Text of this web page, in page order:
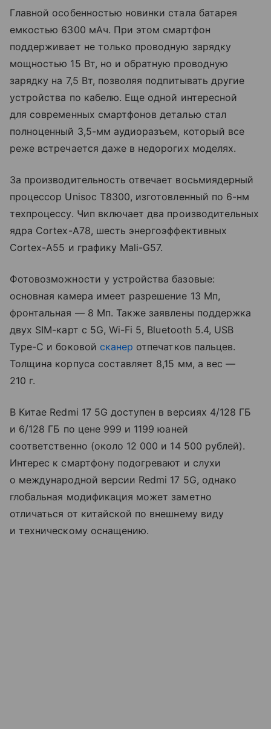
Главной особенностью новинки стала батарея
емкостью 6300 мАч. При этом смартфон
поддерживает не только проводную зарядку
мощностью 15 Вт, но и обратную проводную
зарядку на 7,5 Вт, позволяя подпитывать другие
устройства по кабелю. Еще одной интересной
для современных смартфонов деталью стал
полноценный 3,5-мм аудиоразъем, который все
реже встречается даже в недорогих моделях.
За производительность отвечает восьмиядерный
процессор Unisoc T8300, изготовленный по 6-нм
техпроцессу. Чип включает два производительных
ядра Cortex-A78, шесть энергоэффективных
Cortex-A55 и графику Mali-G57.
Фотовозможности у устройства базовые:
основная камера имеет разрешение 13 Мп,
фронтальная — 8 Мп. Также заявлены поддержка
двух SIM-карт с 5G, Wi-Fi 5, Bluetooth 5.4, USB
Type-C и боковой сканер отпечатков пальцев.
Толщина корпуса составляет 8,15 мм, а вес —
210 г.
В Китае Redmi 17 5G доступен в версиях 4/128 ГБ
и 6/128 ГБ по цене 999 и 1199 юаней
соответственно (около 12 000 и 14 500 рублей).
Интерес к смартфону подогревают и слухи
о международной версии Redmi 17 5G, однако
глобальная модификация может заметно
отличаться от китайской по внешнему виду
и техническому оснащению.